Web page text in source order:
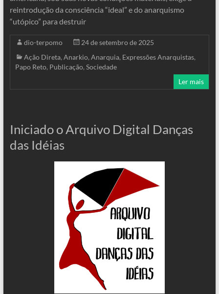
reintrodução da consciência “ideal” e do anarquismo
“utópico” para destruir
dio-terpomo
24 de setembro de 2025
Ação Direta, Anarkio, Anarquia, Expressões Anarquistas,
Papo Reto, Publicação, Sociedade
Ler mais
Iniciado o Arquivo Digital Danças
das Idéias